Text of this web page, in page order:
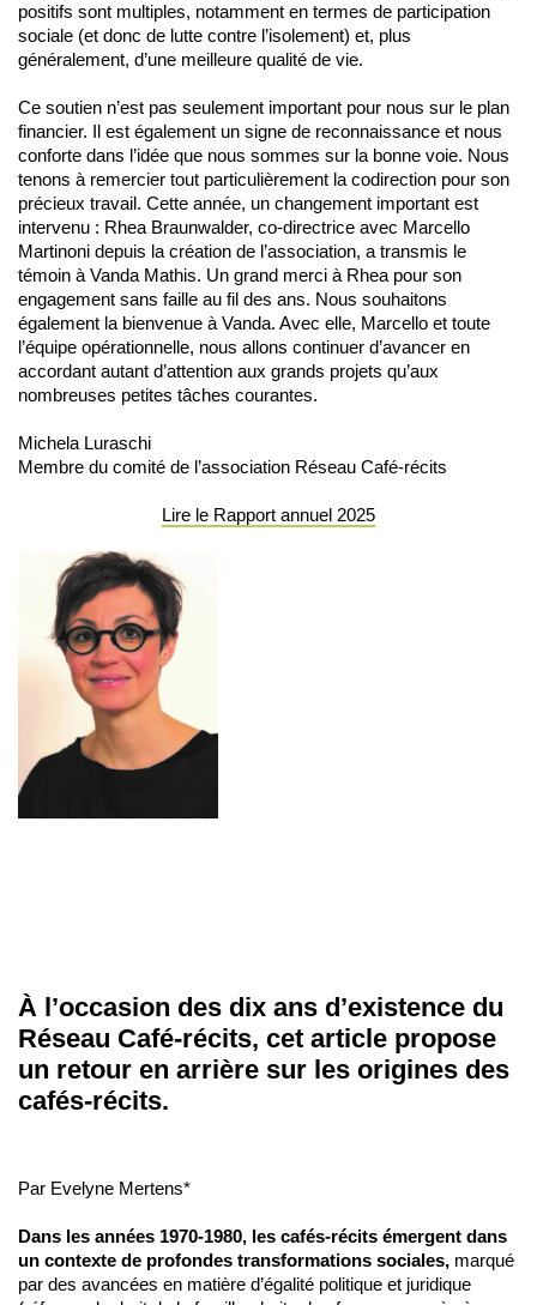
positifs sont multiples, notamment en termes de participation
sociale (et donc de lutte contre l’isolement) et, plus
généralement, d’une meilleure qualité de vie.
Ce soutien n’est pas seulement important pour nous sur le plan
financier. Il est également un signe de reconnaissance et nous
conforte dans l’idée que nous sommes sur la bonne voie. Nous
tenons à remercier tout particulièrement la codirection pour son
précieux travail. Cette année, un changement important est
intervenu : Rhea Braunwalder, co-directrice avec Marcello
Martinoni depuis la création de l’association, a transmis le
témoin à Vanda Mathis. Un grand merci à Rhea pour son
engagement sans faille au fil des ans. Nous souhaitons
également la bienvenue à Vanda. Avec elle, Marcello et toute
l’équipe opérationnelle, nous allons continuer d’avancer en
accordant autant d’attention aux grands projets qu’aux
nombreuses petites tâches courantes.
Michela Luraschi
Membre du comité de l’association Réseau Café-récits
Lire le Rapport annuel 2025
À l’occasion des dix ans d’existence du
Réseau Café-récits, cet article propose
un retour en arrière sur les origines des
cafés-récits.
Par Evelyne Mertens*
Dans les années 1970-1980, les cafés-récits émergent dans
un contexte de profondes transformations sociales, marqué
par des avancées en matière d’égalité politique et juridique